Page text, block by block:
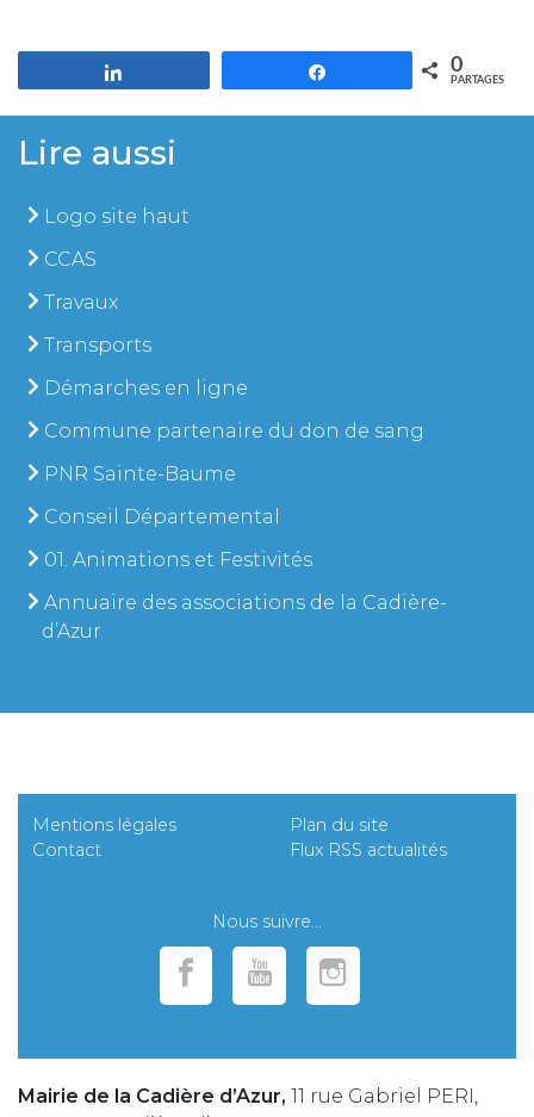
0
PARTAGES
Lire aussi
Logo site haut
CCAS
Travaux
Transports
Démarches en ligne
Commune partenaire du don de sang
PNR Sainte-Baume
Conseil Départemental
01. Animations et Festivités
Annuaire des associations de la Cadière-
d’Azur
Mentions légales
Contact
Plan du site
Flux RSS actualités
Nous suivre...
Mairie de la Cadière d’Azur, 11 rue Gabriel PERI,